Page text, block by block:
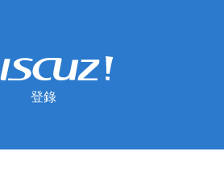
登錄